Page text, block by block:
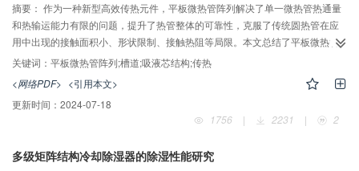
摘要： 作为一种新型高效传热元件，平板微热管阵列解决了单一微热管热通量
和热输运能力有限的问题，提升了热管整体的可靠性，克服了传统圆热管在应
用中出现的接触面积小、形状限制、接触热阻等局限。本文总结了平板微热管
阵列的内部结构、吸液芯种类、制造和封装工艺，介绍了针对平板微热管阵列
性能进行的实验、理论研究及建立的数学模型，阐述了平板微热管阵列在多个
领域的应用现状，并提出了下一步的研究重点，为平板微热管阵列的研究提供
参考。
关键词： 平板微热管阵列;槽道;吸液芯结构;传热
<网络PDF> <引用本文>
更新时间： 2024-07-18
1756
| 2231 | 2
多级矩阵结构冷却除湿器的除湿性能研究